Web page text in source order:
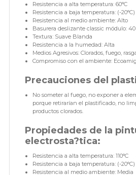
Resistencia a alta temperatura: 60°C
Resistencia a baja temperatura: (-20°C)
Resistencia al medio ambiente: Alto
Basurera deslizante classic módulo:
Textura: Suave Blanda
Resistencia a la humedad: Alta
Medios Agresivos: Clorados, fuego,
Compromiso con el ambiente:
Precauciones del
No someter al fuego, no exponer a
porque retirarían el plastificado, no
productos clorados.
Propiedades de la
electrosta?tica:
Resistencia a alta temperatura: 110°C
Resistencia a baja temperatura: (-20°C)
Resistencia al medio ambiente: Media